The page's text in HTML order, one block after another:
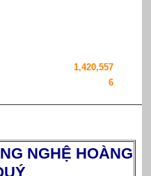
1,420,557
6
NGHỆ HOÀNG